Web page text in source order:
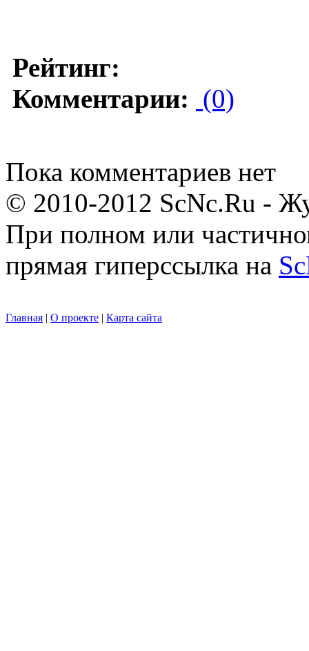
Рейтинг:
Комментарии: (0)
Пока комментариев нет
© 2010-2012 ScNc.Ru -
При полном или
прямая гиперссылка на
Главная | О проекте | Карта сайта